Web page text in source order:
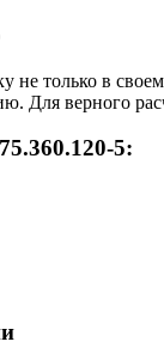
не только в
Для верного
5: